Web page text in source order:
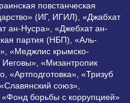
повстанческая
(ИГ, ИГИЛ), «Джабхат
ан-Нусра», «Джебхат ан-
партия (НБП), «Аль-
«Меджлис крымско-
Иеговы», «Мизантропик
«Артподготовка», «Тризуб
союз»,
борьбы с коррупцией»